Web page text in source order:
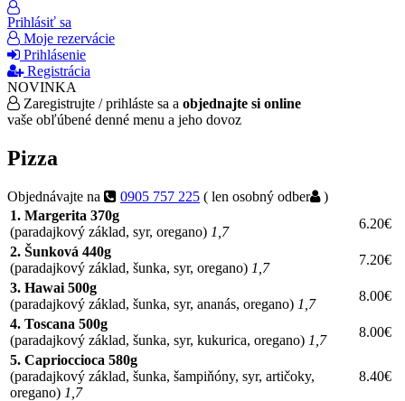
Prihlásiť sa
Moje rezervácie
Prihlásenie
Registrácia
NOVINKA
Zaregistrujte / prihláste sa a objednajte si online
vaše obľúbené denné menu a jeho dovoz
Pizza
Objednávajte na 0905 757 225 ( len osobný odber
)
1. Margerita 370g
(paradajkový základ, syr, oregano) 1,7
6.20€
2. Šunková 440g
(paradajkový základ, šunka, syr, oregano) 1,7
7.20€
3. Hawai 500g
(paradajkový základ, šunka, syr, ananás, oregano) 1,7
8.00€
4. Toscana 500g
(paradajkový základ, šunka, syr, kukurica, oregano) 1,7
8.00€
5. Caprioccioca 580g
(paradajkový základ, šunka, šampiňóny, syr, artičoky,
oregano) 1,7
8.40€